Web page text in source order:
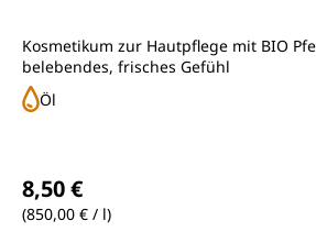
Kosmetikum zur Hautpflege mit BIO
belebendes, frisches Gefühl
Öl
8,50 €
(850,00 € / l)